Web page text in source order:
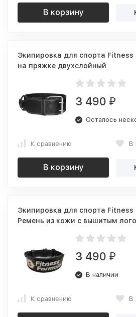
В корзину
Экипировка для спорта
на пряжке двухслойный
3 490 ₽
Осталось
К сравнению В
В корзину
Экипировка для спорта Fitness
Ремень из кожи с вышитым
3 490 ₽
В наличии
К сравнению В